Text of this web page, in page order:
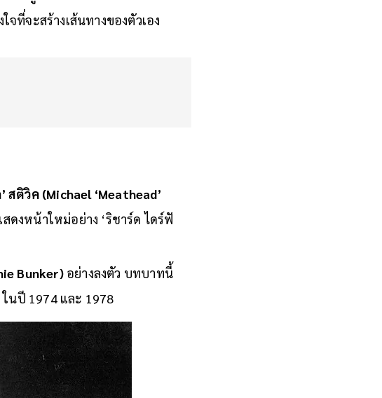
ร็อบรู้สึกกดดันที่ต้องสร้างความ
’ สติวิค (Michael ‘Meathead’
งหน้าใหม่อย่าง ‘ริชาร์ด ไดร์ฟั
Bunker)อย่างลงตัว บทบาทนี้
ในปี 1974 และ 1978